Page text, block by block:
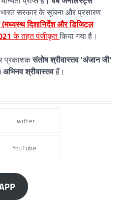
सरकार के सूचना और प्रसारण
(मध्यस्थ दिशानिर्देश और डिजिटल
के तहत पंजीकृतकिया गया है।
प्रकाशकसंतोष श्रीवास्तव 'अंजान जी'
अभिनव श्रीवास्तवहैं।
Twitter
YouTube